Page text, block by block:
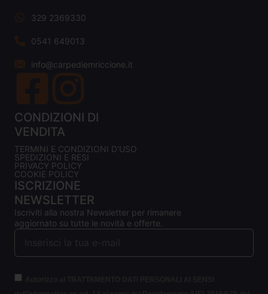
329 2369330
0541 649013
info@carpediemriccione.it
CONDIZIONI DI
VENDITA
TERMINI E CONDIZIONI D'USO
SPEDIZIONI E RESI
PRIVACY POLICY
COOKIE POLICY
ISCRIZIONE
NEWSLETTER
Iscriviti alla nostra Newsletter per rimanere
aggiornato su tutte le novità e offerte.